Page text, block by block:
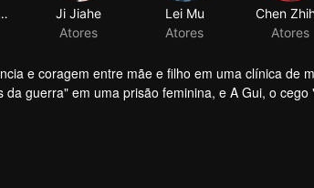
Lung Ng
Ji Jiahe
Atores
Lei Mu
Atores
e coragem entre mãe e filho em uma clínica de
guerra" em uma prisão feminina, e A Gui, o
artes marciais que está separado do filho há